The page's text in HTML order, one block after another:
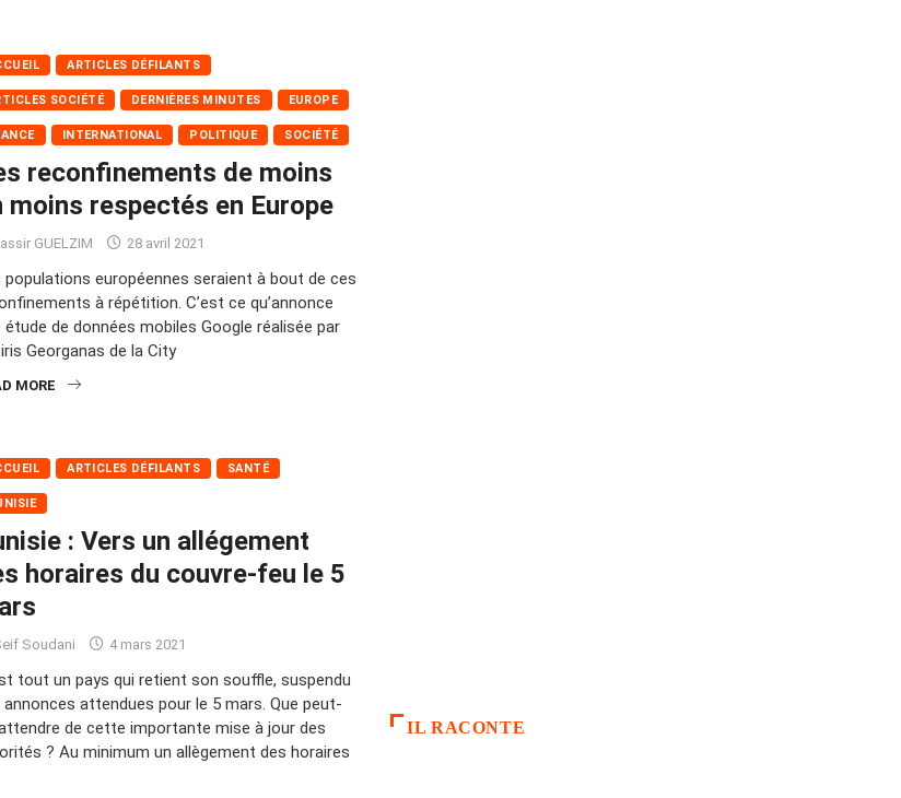
ARTICLES DÉFILANTS
SOCIÉTÉ DERNIÈRES MINUTES EUROPE
INTERNATIONAL POLITIQUE SOCIÉTÉ
reconfinements de moins
moins respectés en Europe
GUELZIM 28 avril 2021
populations européennes seraient à bout de ces
à répétition. C’est ce qu’annonce
étude de données mobiles Google réalisée par
Georganas de la City
MORE
ARTICLES DÉFILANTS SANTÉ
: Vers un allégement
horaires du couvre-feu le 5
Soudani 4 mars 2021
tout un pays qui retient son souffle, suspendu
annonces attendues pour le 5 mars. Que peut-
de cette importante mise à jour des
? Au minimum un allègement des horaires
IL RACONTE